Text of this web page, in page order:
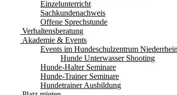
Einzelunterricht
Sachkundenachweis
Offene Sprechstunde
Verhaltensberatung
Akademie & Events
Events im Hundeschulzentrum Niederrhein
Hunde Unterwasser Shooting
Hunde-Halter Seminare
Hunde-Trainer Seminare
Hundetrainer Ausbildung